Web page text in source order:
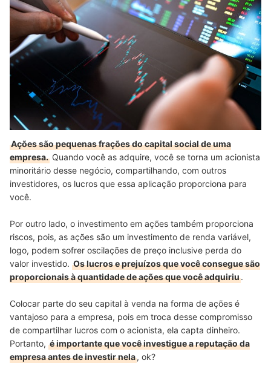
Ações são pequenas frações do capital social de uma
empresa. Quando você as adquire, você se torna um acionista
minoritário desse negócio, compartilhando, com outros
investidores, os lucros que essa aplicação proporciona para
você.
Por outro lado, o investimento em ações também proporciona
riscos, pois, as ações são um investimento de renda variável,
logo, podem sofrer oscilações de preço inclusive perda do
valor investido. Os lucros e prejuízos que você consegue são
proporcionais à quantidade de ações que você adquiriu.
Colocar parte do seu capital à venda na forma de ações é
vantajoso para a empresa, pois em troca desse compromisso
de compartilhar lucros com o acionista, ela capta dinheiro.
Portanto, é importante que você investigue a reputação da
empresa antes de investir nela, ok?